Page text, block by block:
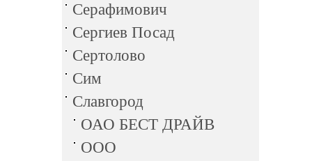
Серафимович
Сергиев Посад
Сертолово
Сим
Славгород
ОАО БЕСТ ДРАЙВ
ООО